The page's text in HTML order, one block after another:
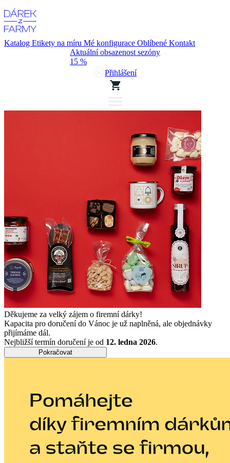
Katalog Etikety na míru Mé konfigurace Oblíbené Kontakt
Aktuální obsazenost sezóny
15 %
Přihlášení
Děkujeme za velký zájem o firemní dárky!
Kapacita pro doručení do Vánoc je už naplněná, ale objednávky
přijímáme dál.
Nejbližší termín doručení je od 12. ledna 2026.
Pokračovat